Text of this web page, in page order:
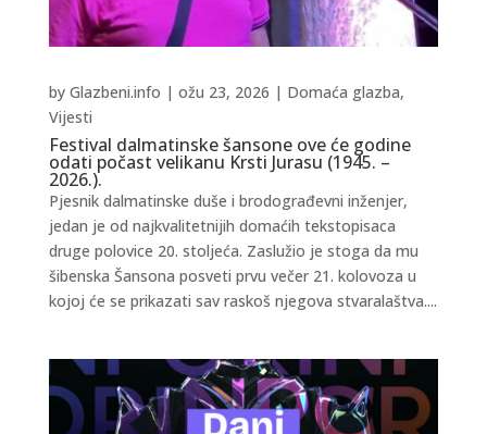
Festival dalmatinske šansone ove će godine
odati počast velikanu Krsti Jurasu (1945. –
2026.).
by Glazbeni.info | ožu 23, 2026 | Domaća glazba,
Vijesti
Pjesnik dalmatinske duše i brodograđevni inženjer,
jedan je od najkvalitetnijih domaćih tekstopisaca
druge polovice 20. stoljeća. Zaslužio je stoga da mu
šibenska Šansona posveti prvu večer 21. kolovoza u
kojoj će se prikazati sav raskoš njegova stvaralaštva....